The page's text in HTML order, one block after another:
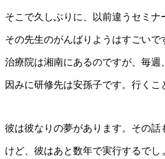
そこで久しぶりに、以前違うセミナ
その先生のがんばりようはすごいで
治療院は湘南にあるのですが、毎週
因みに研修先は安孫子です。行くこ
彼は彼なりの夢があります。その話
けど、彼はあと数年で実行するでし